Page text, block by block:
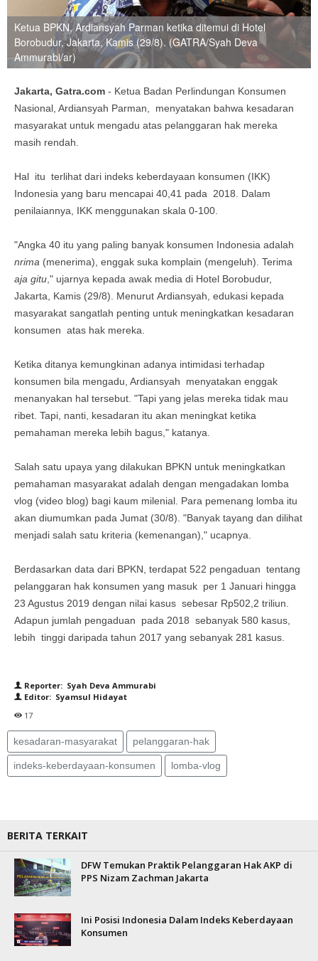
Ketua BPKN, Ardiansyah Parman ketika ditemui di Hotel
Borobudur, Jakarta, Kamis (29/8). (GATRA/Syah Deva
Ammurabi/ar)
Jakarta, Gatra.com - Ketua Badan Perlindungan Konsumen
Nasional, Ardiansyah Parman, menyatakan bahwa kesadaran
masyarakat untuk mengadu atas pelanggaran hak mereka
masih rendah.
Hal itu terlihat dari indeks keberdayaan konsumen (IKK)
Indonesia yang baru mencapai 40,41 pada 2018. Dalam
penilaiannya, IKK menggunakan skala 0-100.
"Angka 40 itu yang paling banyak konsumen Indonesia adalah
nrima (menerima), enggak suka komplain (mengeluh). Terima
aja gitu ," ujarnya kepada awak media di Hotel Borobudur,
Jakarta, Kamis (29/8). Menurut Ardiansyah, edukasi kepada
masyarakat sangatlah penting untuk meningkatkan kesadaran
konsumen atas hak mereka.
Ketika ditanya kemungkinan adanya intimidasi terhadap
konsumen bila mengadu, Ardiansyah menyatakan enggak
menanyakan hal tersebut. "Tapi yang jelas mereka tidak mau
ribet. Tapi, nanti, kesadaran itu akan meningkat ketika
pemahaman mereka lebih bagus," katanya.
Salah satu upaya yang dilakukan BPKN untuk meningkatkan
pemahaman masyarakat adalah dengan mengadakan lomba
vlog (video blog) bagi kaum milenial. Para pemenang lomba itu
akan diumumkan pada Jumat (30/8). "Banyak tayang dan dilihat
menjadi salah satu kriteria (kemenangan)," ucapnya.
Berdasarkan data dari BPKN, terdapat 522 pengaduan tentang
pelanggaran hak konsumen yang masuk per 1 Januari hingga
23 Agustus 2019 dengan nilai kasus sebesar Rp502,2 triliun.
Adapun jumlah pengaduan pada 2018 sebanyak 580 kasus,
lebih tinggi daripada tahun 2017 yang sebanyak 281 kasus.
Reporter: Syah Deva Ammurabi
Editor: Syamsul Hidayat
17
kesadaran-masyarakat pelanggaran-hak
indeks-keberdayaan-konsumen lomba-vlog
BERITA TERKAIT
DFW Temukan Praktik Pelanggaran Hak AKP di
PPS Nizam Zachman Jakarta
Ini Posisi Indonesia Dalam Indeks Keberdayaan
Konsumen